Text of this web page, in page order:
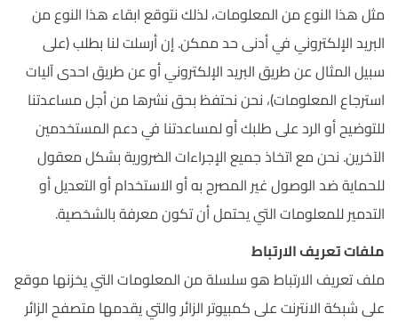
مثل هذا النوع من المعلومات، لذلك نتوقع ابقاء هذا النوع من
البريد الإلكتروني في أدنى حد ممكن. إن أرسلت لنا بطلب (على
سبيل المثال عن طريق البريد الإلكتروني أو عن طريق احدى آليات
استرجاع المعلومات)، نحن نحتفظ بحق نشرها من أجل مساعدتنا
للتوضيح أو الرد على طلبك أو لمساعدتنا في دعم المستخدمين
الآخرين. نحن مع اتخاذ جميع الإجراءات الضرورية بشكل معقول
للحماية ضد الوصول غير المصرح به أو الاستخدام أو التعديل أو
التدمير للمعلومات التي يحتمل أن تكون معرفة بالشخصية.
ملفات تعريف الارتباط
ملف تعريف الارتباط هو سلسلة من المعلومات التي يخزنها موقع
على شبكة الانترنت على كمبيوتر الزائر والتي يقدمها متصفح الزائر